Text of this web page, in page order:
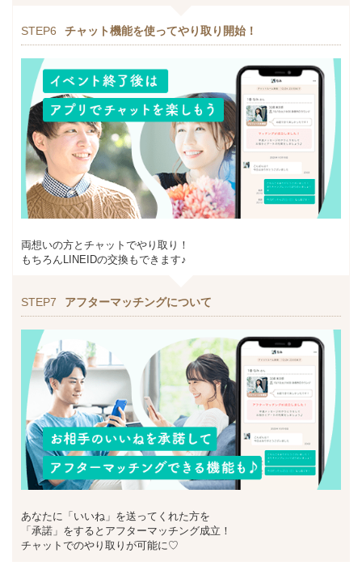
STEP6 チャット機能を使ってやり取り開始！
両想いの方とチャットでやり取り！
もちろんLINEIDの交換もできます♪
STEP7 アフターマッチングについて
あなたに「いいね」を送ってくれた方を
「承諾」をするとアフターマッチング成立！
チャットでのやり取りが可能に♡